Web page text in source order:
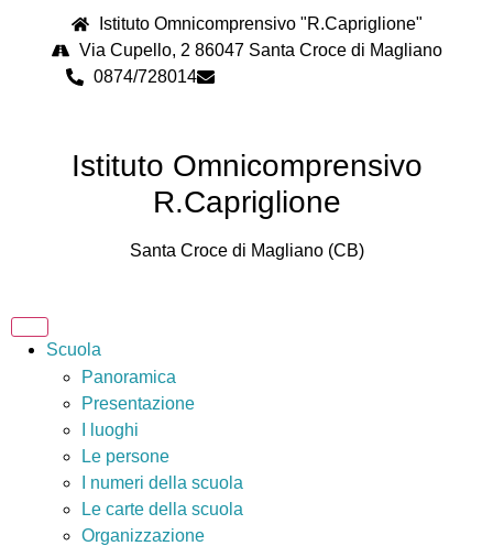
Istituto Omnicomprensivo "R.Capriglione"
Via Cupello, 2 86047 Santa Croce di Magliano
0874/728014
Istituto Omnicomprensivo
R.Capriglione
Santa Croce di Magliano (CB)
Scuola
Panoramica
Presentazione
I luoghi
Le persone
I numeri della scuola
Le carte della scuola
Organizzazione